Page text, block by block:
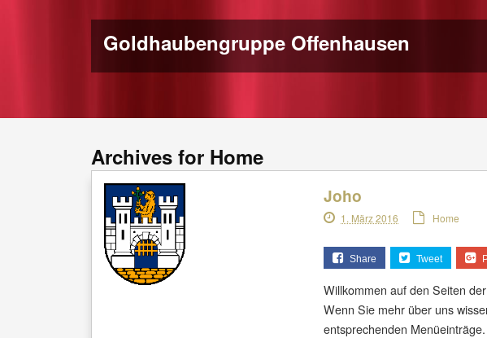
Goldhaubengruppe Offenhausen
Archives for Home
Joho
1. März 2016 Home
Share Tweet
Willkommen auf den Seiten
Wenn Sie mehr über uns
entsprechenden